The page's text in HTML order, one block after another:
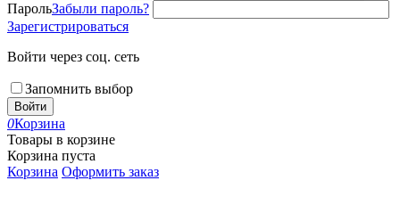
ПарольЗабыли пароль?
Зарегистрироваться
Войти через соц. сеть
Запомнить выбор
Войти
0Корзина
Товары в корзине
Корзина пуста
Корзина Оформить заказ